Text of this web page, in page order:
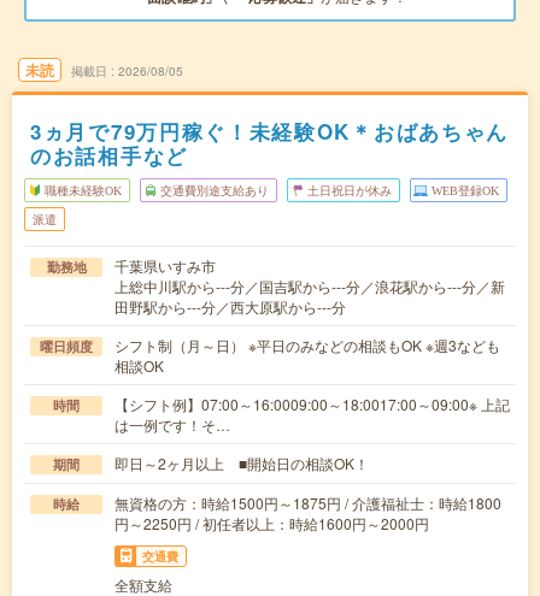
未読 掲載日 2026/08/05
3ヵ月で79万円稼ぐ！未経験OK＊おばあちゃん
のお話相手など
職種未経験OK 交通費別途支給あり 土日祝日が休み WEB登録OK
派遣
勤務地
千葉県いすみ市
上総中川駅から---分／国吉駅から---分／浪花駅から---分／新
田野駅から---分／西大原駅から---分
曜日頻度
シフト制（月～日） ※平日のみなどの相談もOK ※週3なども
相談OK
時間
【シフト例】07:00～16:0009:00～18:0017:00～09:00※ 上記
は一例です！そ…
期間 即日～2ヶ月以上 ■開始日の相談OK！
時給
無資格の方：時給1500円～1875円 / 介護福祉士：時給1800
円～2250円 / 初任者以上：時給1600円～2000円
交通費
全額支給